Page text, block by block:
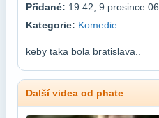
Přidané: 19:42, 9.prosince.06
Kategorie: Komedie
keby taka bola bratislava..
Další videa od phate